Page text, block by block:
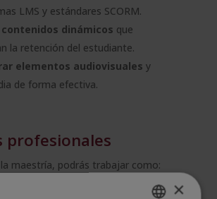
LMS y estándares SCORM.
dinámicos que
la retención del estudiante.
elementos audiovisuales y
de forma efectiva.
profesionales
maestría, podrás trabajar como:
×